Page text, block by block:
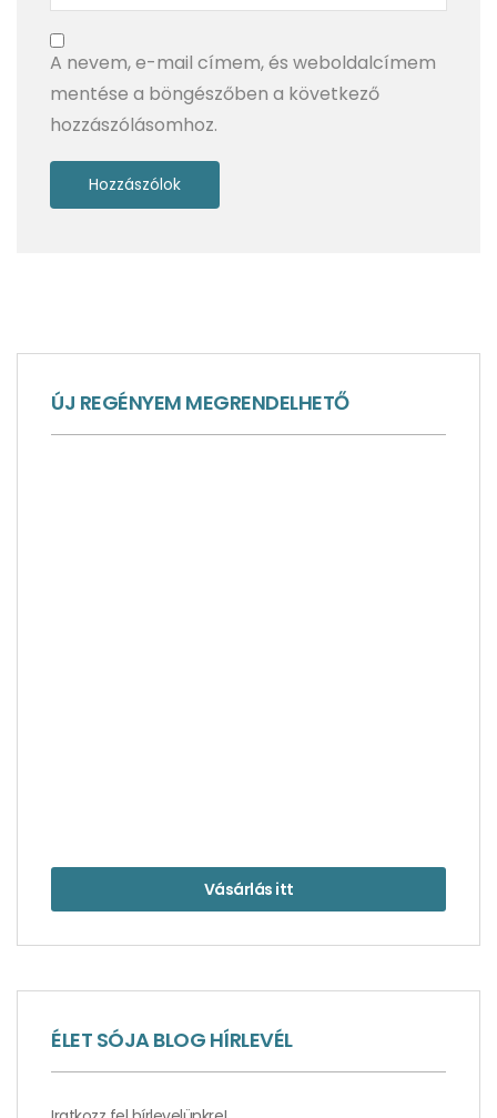
Élmények, amelyektől Isztambul a nélkülözhetetlen
hagyma lett – 2. rész
A nevem, e-mail címem, és weboldalcímem
mentése a böngészőben a következő
hozzászólásomhoz.
ÚJ REGÉNYEM MEGRENDELHETŐ
Vásárlás itt
ÉLET SÓJA BLOG HÍRLEVÉL